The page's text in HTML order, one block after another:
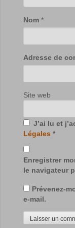
Nom *
Adresse de
Site web
J’ai lu et
Légales *
Enregistrer
le navigateur
Prévenez-
e-mail.